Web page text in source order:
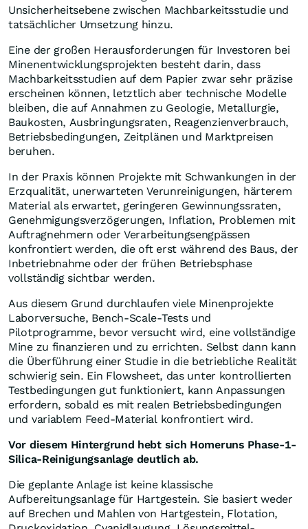
Unsicherheitsebene zwischen Machbarkeitsstudie und
tatsächlicher Umsetzung hinzu.
Eine der großen Herausforderungen für Investoren bei
Minenentwicklungsprojekten besteht darin, dass
Machbarkeitsstudien auf dem Papier zwar sehr präzise
erscheinen können, letztlich aber technische Modelle
bleiben, die auf Annahmen zu Geologie, Metallurgie,
Baukosten, Ausbringungsraten, Reagenzienverbrauch,
Betriebsbedingungen, Zeitplänen und Marktpreisen
beruhen.
In der Praxis können Projekte mit Schwankungen in der
Erzqualität, unerwarteten Verunreinigungen, härterem
Material als erwartet, geringeren Gewinnungssraten,
Genehmigungsverzögerungen, Inflation, Problemen mit
Auftragnehmern oder Verarbeitungsengpässen
konfrontiert werden, die oft erst während des Baus, der
Inbetriebnahme oder der frühen Betriebsphase
vollständig sichtbar werden.
Aus diesem Grund durchlaufen viele Minenprojekte
Laborversuche, Bench-Scale-Tests und
Pilotprogramme, bevor versucht wird, eine vollständige
Mine zu finanzieren und zu errichten. Selbst dann kann
die Überführung einer Studie in die betriebliche Realität
schwierig sein. Ein Flowsheet, das unter kontrollierten
Testbedingungen gut funktioniert, kann Anpassungen
erfordern, sobald es mit realen Betriebsbedingungen
und variablem Feed-Material konfrontiert wird.
Vor diesem Hintergrund hebt sich Homeruns Phase-1-
Silica-Reinigungsanlage deutlich ab.
Die geplante Anlage ist keine klassische
Aufbereitungsanlage für Hartgestein. Sie basiert weder
auf Brechen und Mahlen von Hartgestein, Flotation,